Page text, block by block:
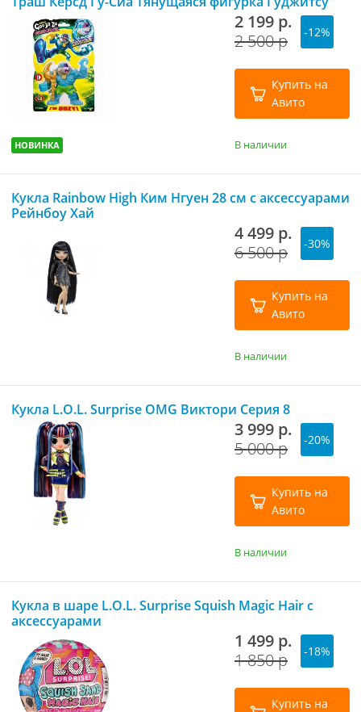
НОВИНКА
2 199 р.
2 500 р
-12%
Купить на
Авито
В наличии
Кукла Rainbow High Ким Нгуен 28 см с аксессуарами
Рейнбоу Хай
4 499 р.
6 500 р
-30%
Купить на
Авито
В наличии
Кукла L.O.L. Surprise OMG Виктори Серия 8
3 999 р.
5 000 р
-20%
Купить на
Авито
В наличии
Кукла в шаре L.O.L. Surprise Squish Magic Hair с
аксессуарами
1 499 р.
1 850 р
-18%
Купить на